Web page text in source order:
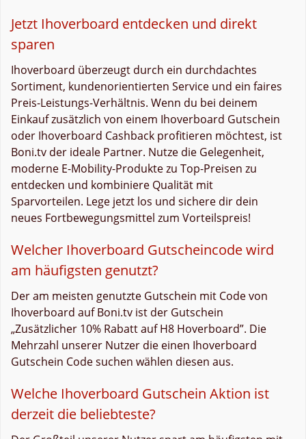
Jetzt Ihoverboard entdecken und direkt
sparen
Ihoverboard überzeugt durch ein durchdachtes
Sortiment, kundenorientierten Service und ein faires
Preis-Leistungs-Verhältnis. Wenn du bei deinem
Einkauf zusätzlich von einem Ihoverboard Gutschein
oder Ihoverboard Cashback profitieren möchtest, ist
Boni.tv der ideale Partner. Nutze die Gelegenheit,
moderne E-Mobility-Produkte zu Top-Preisen zu
entdecken und kombiniere Qualität mit
Sparvorteilen. Lege jetzt los und sichere dir dein
neues Fortbewegungsmittel zum Vorteilspreis!
Welcher Ihoverboard Gutscheincode wird
am häufigsten genutzt?
Der am meisten genutzte Gutschein mit Code von
Ihoverboard auf Boni.tv ist der Gutschein
„Zusätzlicher 10% Rabatt auf H8 Hoverboard”. Die
Mehrzahl unserer Nutzer die einen Ihoverboard
Gutschein Code suchen wählen diesen aus.
Welche Ihoverboard Gutschein Aktion ist
derzeit die beliebteste?